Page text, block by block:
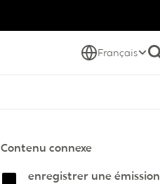
Français
Contenu connexe
enregistrer une émission